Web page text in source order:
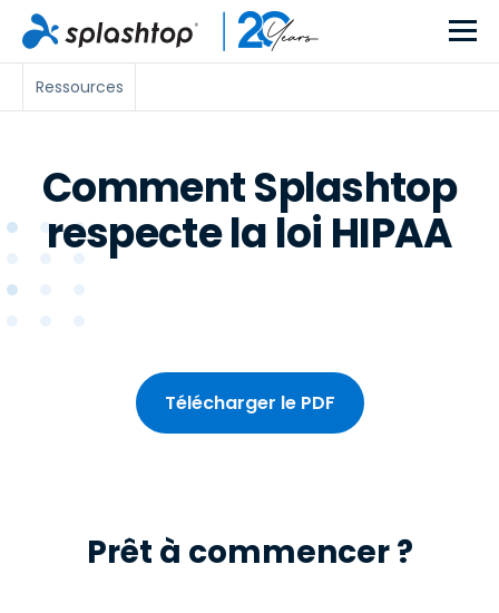
Ressources
Comment Splashtop
respecte la loi HIPAA
Télécharger le PDF
Prêt à commencer ?